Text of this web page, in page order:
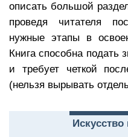
описать большой
проведя читателя
нужные этапы в
Книга способна подать
и требует четкой
(нельзя вырывать
Искусство